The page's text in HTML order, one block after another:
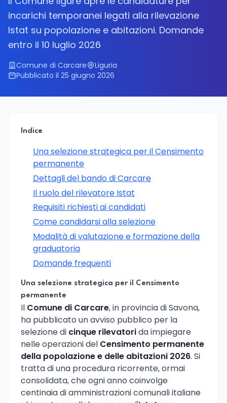
incarichi temporanei legati alla rilevazione
Istat su popolazione e abitazioni. Domande
entro il 10 luglio 2026
Comune di Carcare
Liguria
Pubblicato il 25 giugno 2026
Indice
Una selezione strategica per il Censimento
permanente
Dettagli del bando di Carcare
Il ruolo del rilevatore Istat
Requisiti richiesti ai candidati
Come candidarsi alla selezione
Modalità di valutazione e formazione della
graduatoria
Domande frequenti
Una selezione strategica per il Censimento
permanente
Il Comune di Carcare, in provincia di Savona,
ha pubblicato un avviso pubblico per la
selezione di cinque rilevatorida impiegare
nelle operazioni del Censimento permanente
della popolazione e delle abitazioni 2026. Si
tratta di una procedura ricorrente, ormai
consolidata, che ogni anno coinvolge
centinaia di amministrazioni comunali italiane